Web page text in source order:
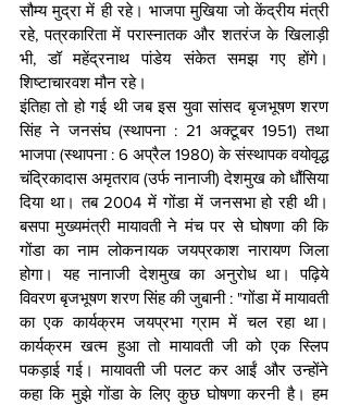
सौम्य मुद्रा में ही रहे। भाजपा मुखिया जो केंद्रीय मंत्री
रहे, पत्रकारिता में परास्नातक और शतरंज के खिलाड़ी
भी, डॉ महेंद्रनाथ पांडेय संकेत समझ गए होंगे।
शिष्टाचारवश मौन रहे।
इंतिहा तो हो गई थी जब इस युवा सांसद बृजभूषण शरण
सिंह ने जनसंघ (स्थापना : 21 अक्टूबर 1951) तथा
भाजपा (स्थापना : 6 अप्रैल 1980) के संस्थापक वयोवृद्ध
चंद्रिकादास अमृतराव (उर्फ नानाजी) देशमुख को धौंसिया
दिया था। तब 2004 में गोंडा में जनसभा हो रही थी।
बसपा मुख्यमंत्री मायावती ने मंच पर से घोषणा की कि
गोंडा का नाम लोकनायक जयप्रकाश नारायण जिला
होगा। यह नानाजी देशमुख का अनुरोध था। पढ़िये
विवरण बृजभूषण शरण सिंह की जुबानी : "गोंडा में मायावती
का एक कार्यक्रम जयप्रभा ग्राम में चल रहा था।
कार्यक्रम खत्म हुआ तो मायावती जी को एक स्लिप
पकड़ाई गई। मायावती जी पलट कर आईं और उन्होंने
कहा कि मुझे गोंडा के लिए कुछ घोषणा करनी है। हम